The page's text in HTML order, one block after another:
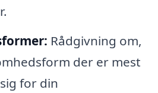
Rådgivning om,
der er mest
for din